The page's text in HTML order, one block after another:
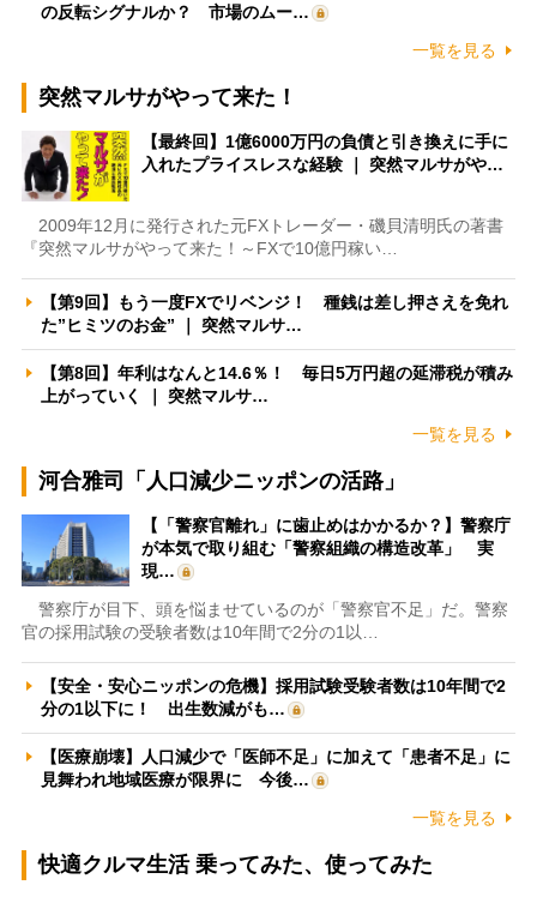
の反転シグナルか？ 市場のムー…
一覧を見る
突然マルサがやって来た！
【最終回】1億6000万円の負債と引き換えに手に
入れたプライスレスな経験 ｜ 突然マルサがや…
2009年12月に発行された元FXトレーダー・磯貝清明氏の著書
『突然マルサがやって来た！～FXで10億円稼い…
【第9回】もう一度FXでリベンジ！ 種銭は差し押さえを免れ
た”ヒミツのお金” ｜ 突然マルサ…
【第8回】年利はなんと14.6％！ 毎日5万円超の延滞税が積み
上がっていく ｜ 突然マルサ…
一覧を見る
河合雅司「人口減少ニッポンの活路」
【「警察官離れ」に歯止めはかかるか？】警察庁
が本気で取り組む「警察組織の構造改革」 実
現…
警察庁が目下、頭を悩ませているのが「警察官不足」だ。警察
官の採用試験の受験者数は10年間で2分の1以…
【安全・安心ニッポンの危機】採用試験受験者数は10年間で2
分の1以下に！ 出生数減がも…
【医療崩壊】人口減少で「医師不足」に加えて「患者不足」に
見舞われ地域医療が限界に 今後…
一覧を見る
快適クルマ生活 乗ってみた、使ってみた